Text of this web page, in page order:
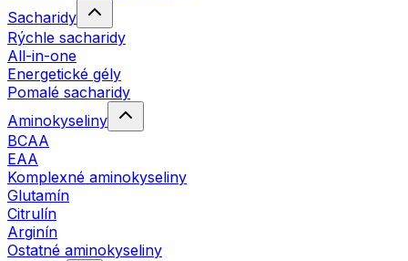
Sacharidy
Rýchle sacharidy
All-in-one
Energetické gély
Pomalé sacharidy
Aminokyseliny
BCAA
EAA
Komplexné aminokyseliny
Glutamín
Citrulín
Arginín
Ostatné aminokyseliny